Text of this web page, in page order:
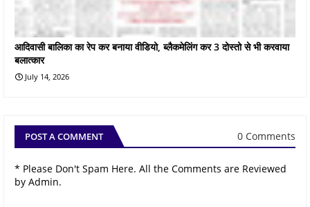
आदिवासी बालिका का रेप कर बनाया वीडियो, ब्लैकमेलिंग कर 3 दोस्तो से भी करवाया
बलात्कार
July 14, 2026
POST A COMMENT 0 Comments
* Please Don't Spam Here. All the Comments are Reviewed
by Admin.